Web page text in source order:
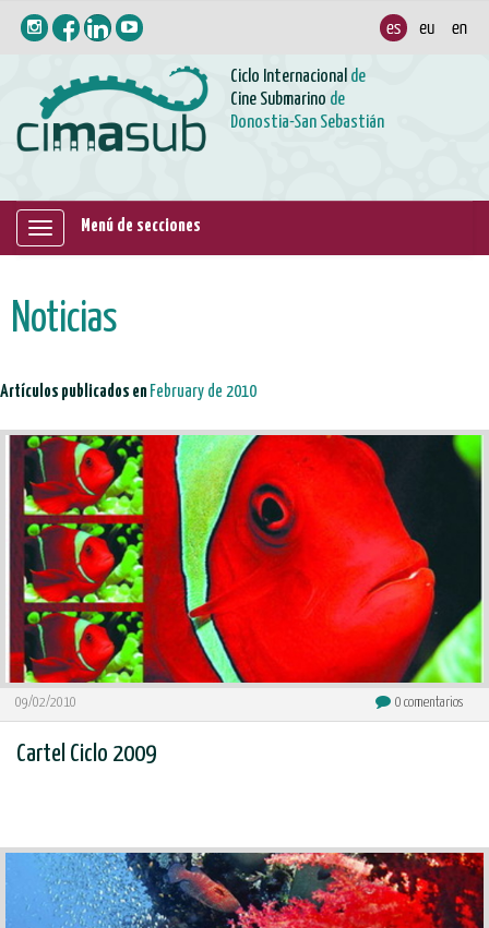
Ciclo Internacional de
Cine Submarino de
Donostia-San Sebastián
Mostrar/ocultar
Menú de secciones
Noticias
Artículos publicados en February de 2010
09/02/2010 0 comentarios
Cartel Ciclo 2009